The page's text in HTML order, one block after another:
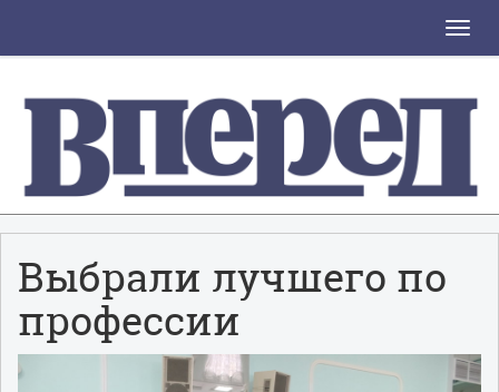
Toggle
Выбрали лучшего по
профессии